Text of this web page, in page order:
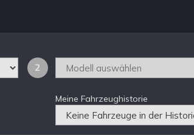
2
Meine Fahrzeughistorie